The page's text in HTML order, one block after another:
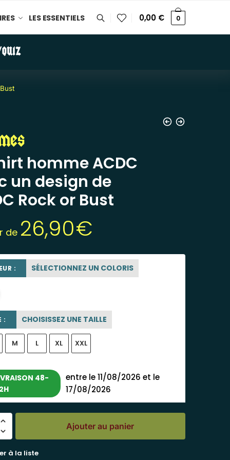
LES ESSENTIELS 0,00 € 0
QUIZ
homme ACDC
un design de
Rock or Bust
de 26,90€
: SÉLECTIONNEZ UN COLORIS
: CHOISISSEZ UNE TAILLE
M L XL XXL
48-
entre le 11/08/2026 et le
17/08/2026
Ajouter au panier
à la liste